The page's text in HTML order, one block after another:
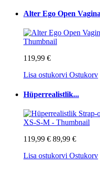
Alter Ego Open
119,99 €
Lisa ostukorvi Ostukorv
Hüperrealistlik...
119,99 € 89,99 €
Lisa ostukorvi Ostukorv